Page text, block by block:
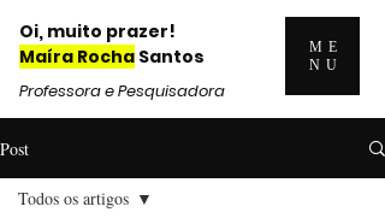
ME
NU
Oi, muito prazer!
Maíra Rocha Santos
Professora e Pesquisadora
Post
Todos os artigos